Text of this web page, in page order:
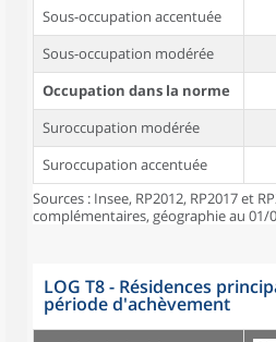
Sous-occupation accentuée
Sous-occupation modérée
Occupation dans la norme
Suroccupation modérée
Suroccupation accentuée
Sources : Insee, RP2012, RP2017 et
complémentaires, géographie au 01/
LOG T8 - Résidences
période d'achèvement